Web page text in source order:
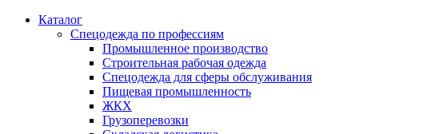
Каталог
Спецодежда по профессиям
Промышленное производство
Строительная рабочая одежда
Спецодежда для сферы обслуживания
Пищевая промышленность
ЖКХ
Грузоперевозки